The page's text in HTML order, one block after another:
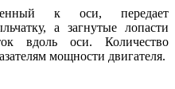
к оси, передает
а загнутые лопасти
вдоль оси. Количество
мощности двигателя.